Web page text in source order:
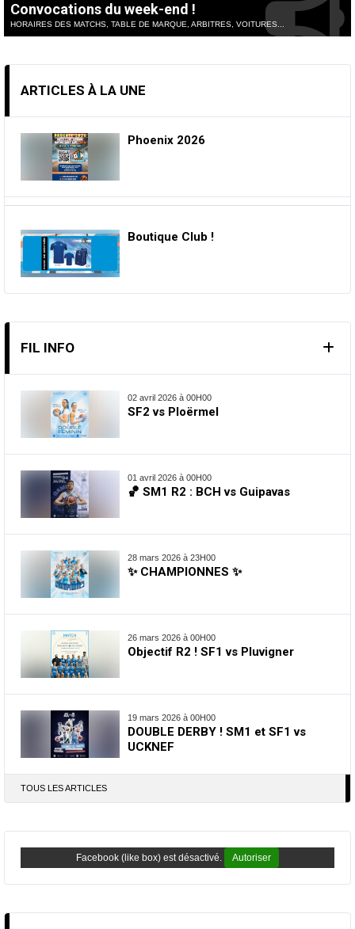
Convocations du week-end !
HORAIRES DES MATCHS, TABLE DE MARQUE, ARBITRES, VOITURES...
ARTICLES À LA UNE
Phoenix 2026
Boutique Club !
FIL INFO
02 avril 2026 à 00H00
SF2 vs Ploërmel
01 avril 2026 à 00H00
🏀 SM1 R2 : BCH vs Guipavas
28 mars 2026 à 23H00
✨ CHAMPIONNES ✨
26 mars 2026 à 00H00
Objectif R2 ! SF1 vs Pluvigner
19 mars 2026 à 00H00
DOUBLE DERBY ! SM1 et SF1 vs
UCKNEF
TOUS LES ARTICLES
Facebook (like box) est désactivé. Autoriser